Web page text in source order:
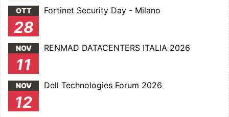
OTT
28
Fortinet Security Day - Milano
NOV
11
RENMAD DATACENTERS ITALIA 2026
NOV
12
Dell Technologies Forum 2026